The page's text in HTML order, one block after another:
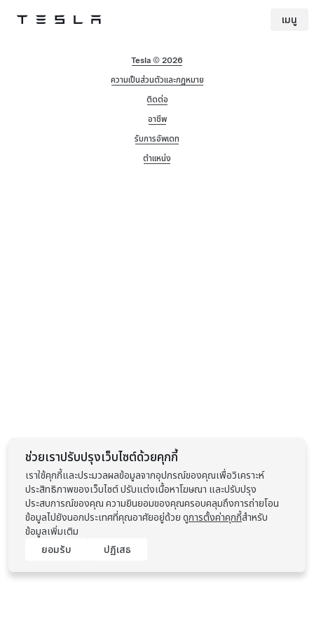
Tesla เมนู
Tesla © 2026
ความเป็นส่วนตัวและกฎหมาย
ติดต่อ
อาชีพ
รับการอัพเดท
ตำแหน่ง
ช่วยเราปรับปรุงเว็บไซต์ด้วยคุกกี้
เราใช้คุกกี้และประมวลผลข้อมูลจากอุปกรณ์ของคุณเพื่อวิเคราะห์
ประสิทธิภาพของเว็บไซต์ ปรับแต่งเนื้อหาโฆษณา และปรับปรุง
ประสบการณ์ของคุณ ความยินยอมของคุณครอบคลุมถึงการถ่ายโอน
ข้อมูลไปยังนอกประเทศที่คุณอาศัยอยู่ด้วย ดูการตั้งค่าคุกกี้สำหรับ
ข้อมูลเพิ่มเติม
ยอมรับ
ปฏิเสธ